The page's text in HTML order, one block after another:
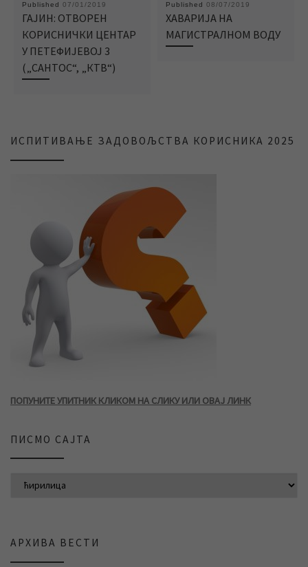
Published 07/01/2019
ГАЈИН: ОТВОРЕН
КОРИСНИЧКИ ЦЕНТАР
У ПЕТЕФИЈЕВОЈ 3
(„САНТОС“, „КТВ“)
Published 08/07/2019
ХАВАРИЈА НА
МАГИСТРАЛНОМ ВОДУ
ИСПИТИВАЊЕ ЗАДОВОЉСТВА КОРИСНИКА 2025
ПОПУНИТЕ УПИТНИК КЛИКОМ НА СЛИКУ ИЛИ ОВАЈ ЛИНК
ПИСМО САЈТА
АРХИВА ВЕСТИ